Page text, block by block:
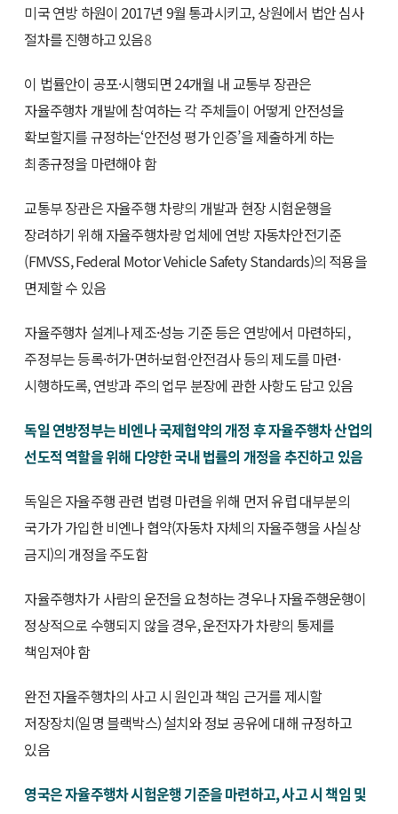
미국 연방 하원이 2017년 9월 통과시키고, 상원에서 법안 심사
절차를 진행하고 있음8
이 법률안이 공포·시행되면 24개월 내 교통부 장관은
자율주행차 개발에 참여하는 각 주체들이 어떻게 안전성을
확보할지를 규정하는‘안전성 평가 인증’을 제출하게 하는
최종규정을 마련해야 함
교통부 장관은 자율주행 차량의 개발과 현장 시험운행을
장려하기 위해 자율주행차량 업체에 연방 자동차안전기준
(FMVSS, Federal Motor Vehicle Safety Standards)의 적용을
면제할 수 있음
자율주행차 설계나 제조·성능 기준 등은 연방에서 마련하되,
주정부는 등록·허가·면허·보험·안전검사 등의 제도를 마련·
시행하도록, 연방과 주의 업무 분장에 관한 사항도 담고 있음
독일 연방정부는 비엔나 국제협약의 개정 후 자율주행차 산업의
선도적 역할을 위해 다양한 국내 법률의 개정을 추진하고 있음
독일은 자율주행 관련 법령 마련을 위해 먼저 유럽 대부분의
국가가 가입한 비엔나 협약(자동차 자체의 자율주행을 사실상
금지)의 개정을 주도함
자율주행차가 사람의 운전을 요청하는 경우나 자율주행운행이
정상적으로 수행되지 않을 경우, 운전자가 차량의 통제를
책임져야 함
완전 자율주행차의 사고 시 원인과 책임 근거를 제시할
저장장치(일명 블랙박스) 설치와 정보 공유에 대해 규정하고
있음
영국은 자율주행차 시험운행 기준을 마련하고, 사고 시 책임 및